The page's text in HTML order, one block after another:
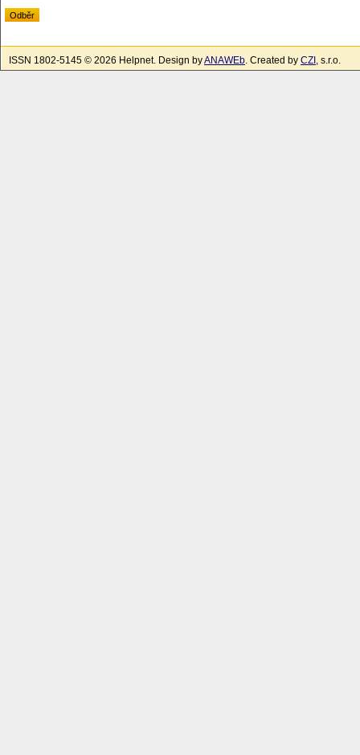
ISSN 1802-5145 © 2026 Helpnet. Design byANAWEb. Created by CZI , s.r.o.